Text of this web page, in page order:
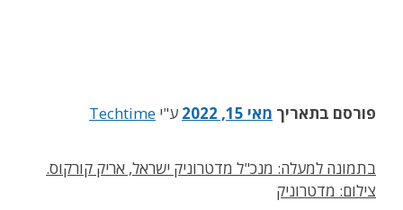
פורסם בתאריך מאי 15, 2022 ע"י Techtime
בתמונה למעלה: מנכ"ל מדטרוניק ישראל, אריק קורקוס.
צילום: מדטרוניק